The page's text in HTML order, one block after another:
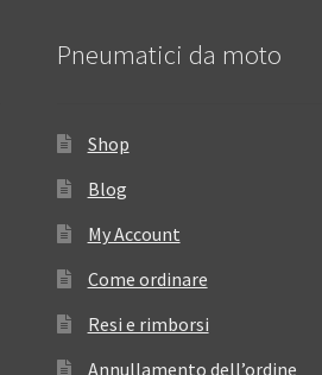
Pneumatici da moto
Shop
Blog
My Account
Come ordinare
Resi e rimborsi
Annullamento dell’ordine